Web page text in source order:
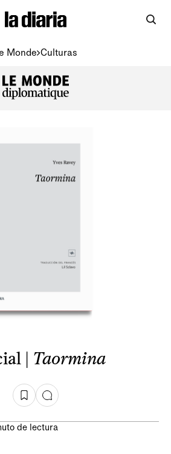
Monde Culturas
| Taormina
de lectura